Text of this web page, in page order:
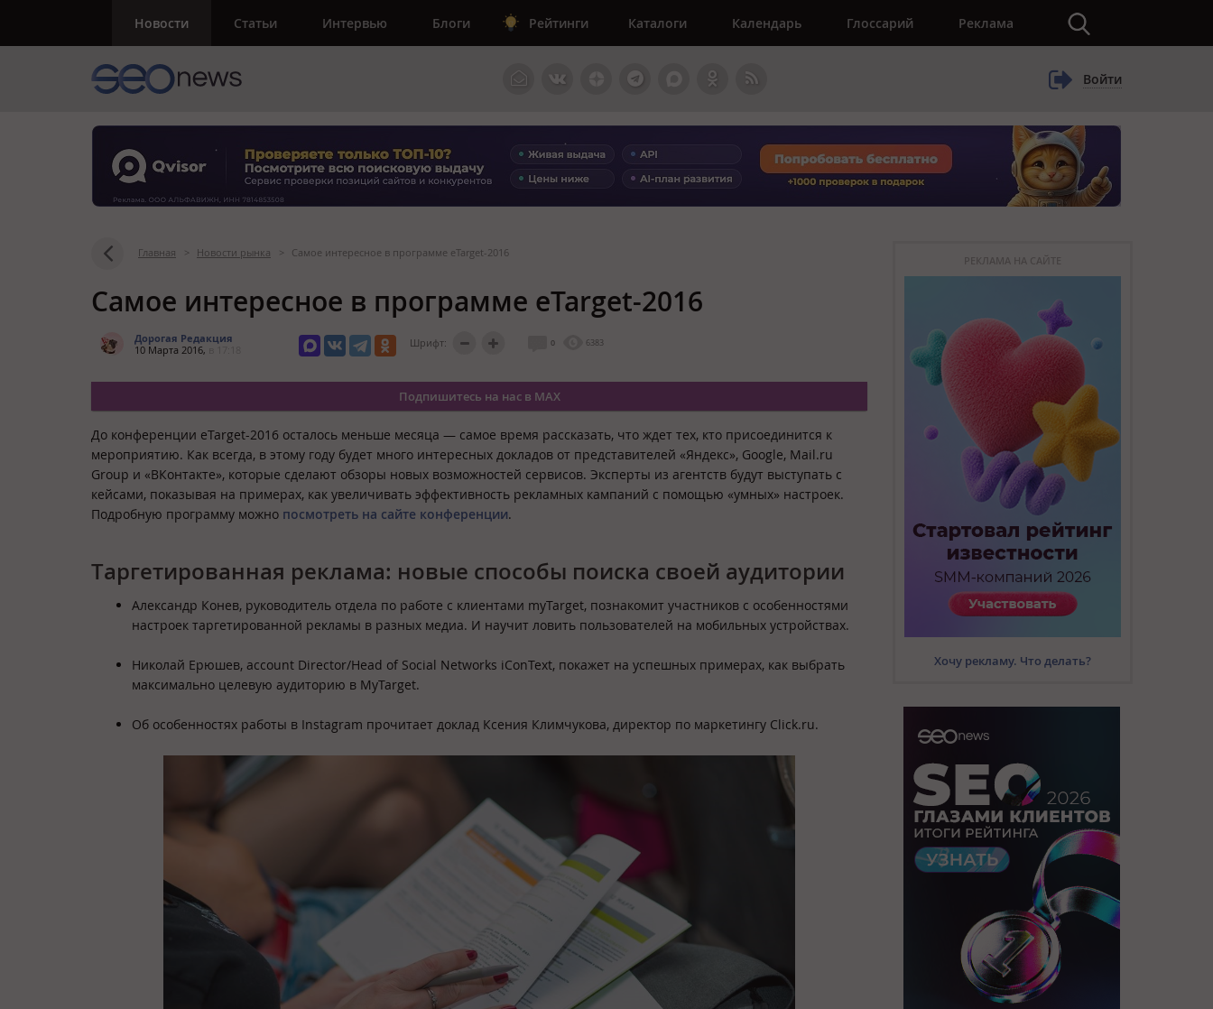
Новости Статьи Интервью Блоги Рейтинги Каталоги Календарь Глоссарий Реклама
Войти
Главная > Новости рынка > Самое интересное в программе eTarget-2016
Самое интересное в программе eTarget-2016
Дорогая Редакция
10 Марта 2016,
Шрифт: 0 6383
Подпишитесь на нас в MAX
До конференции eTarget-2016 осталось меньше месяца — самое время рассказать, что ждет тех, кто присоединится к
мероприятию. Как всегда, в этому году будет много интересных докладов от представителей «Яндекс», Google, Mail.ru
Group и «ВКонтакте», которые сделают обзоры новых возможностей сервисов. Эксперты из агентств будут выступать с
кейсами, показывая на примерах, как увеличивать эффективность рекламных кампаний с помощью «умных» настроек.
Подробную программу можно посмотреть на сайте конференции.
Таргетированная реклама: новые способы поиска своей аудитории
Александр Конев, руководитель отдела по работе с клиентами myTarget, познакомит участников с особенностями
настроек таргетированной рекламы в разных медиа. И научит ловить пользователей на мобильных устройствах.
Николай Ерюшев, account Director/Head of Social Networks iConText, покажет на успешных примерах, как выбрать
максимально целевую аудиторию в MyTarget.
Об особенностях работы в Instagram прочитает доклад Ксения Климчукова, директор по маркетингу Click.ru.
РЕКЛАМА НА САЙТЕ
Хочу рекламу. Что делать?